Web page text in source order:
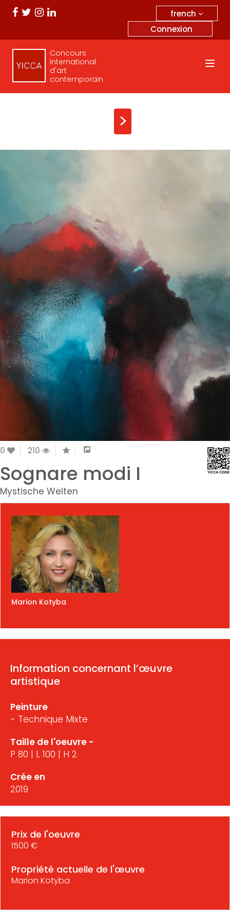
french
Connexion
Concours
international
d'art
contemporain
>
0 210
Sognare modi I
Mystische Welten
Marion Kotyba
Information concernant l’œuvre
artistique
Peinture
- Technique Mixte
Taille de l'oeuvre -
P 80 | L 100 | H 2
Crée en
2019
Prix de l'oeuvre
1500 €
Propriété actuelle de l'œuvre
Marion Kotyba